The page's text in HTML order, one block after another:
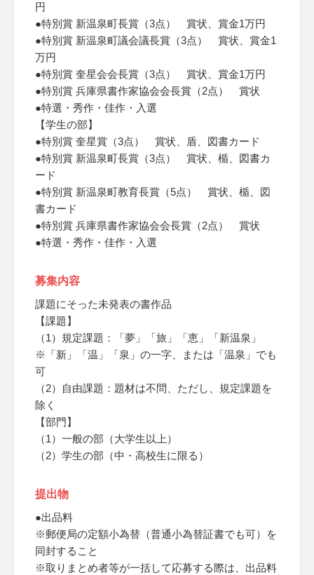
円
●特別賞 新温泉町長賞（3点） 賞状、賞金1万円
●特別賞 新温泉町議会議長賞（3点） 賞状、賞金1
万円
●特別賞 奎星会会長賞（3点） 賞状、賞金1万円
●特別賞 兵庫県書作家協会会長賞（2点） 賞状
●特選・秀作・佳作・入選
【学生の部】
●特別賞 奎星賞（3点） 賞状、盾、図書カード
●特別賞 新温泉町長賞（3点） 賞状、楯、図書カ
ード
●特別賞 新温泉町教育長賞（5点） 賞状、楯、図
書カード
●特別賞 兵庫県書作家協会会長賞（2点） 賞状
●特選・秀作・佳作・入選
募集内容
課題にそった未発表の書作品
【課題】
（1）規定課題：「夢」「旅」「恵」「新温泉」
※「新」「温」「泉」の一字、または「温泉」でも
可
（2）自由課題：題材は不問、ただし、規定課題を
除く
【部門】
（1）一般の部（大学生以上）
（2）学生の部（中・高校生に限る）
提出物
●出品料
※郵便局の定額小為替（普通小為替証書でも可）を
同封すること
※取りまとめ者等が一括して応募する際は、出品料